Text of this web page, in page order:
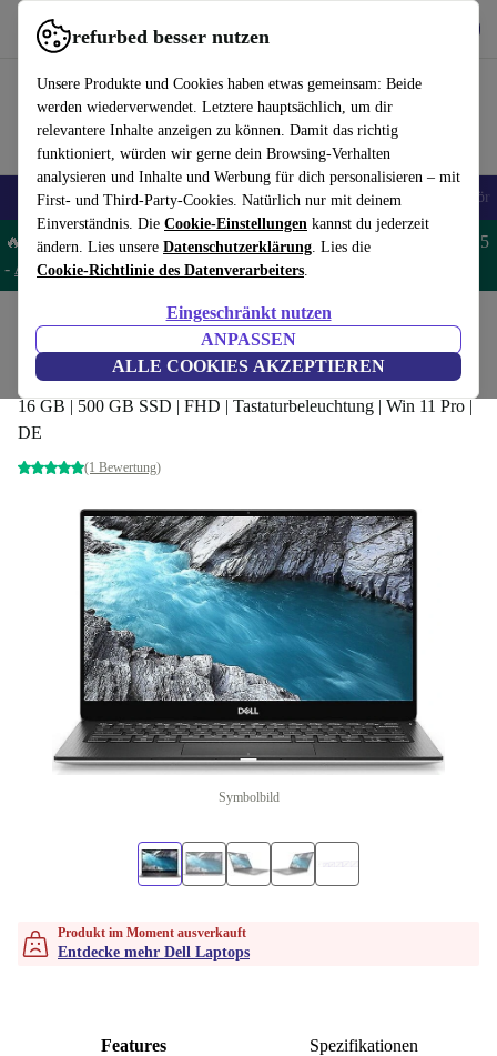
refurbed besser nutzen
Unsere Produkte und Cookies haben etwas gemeinsam: Beide
werden wiederverwendet. Letztere hauptsächlich, um dir
relevantere Inhalte anzeigen zu können. Damit das richtig
funktioniert, würden wir gerne dein Browsing-Verhalten
analysieren und Inhalte und Werbung für dich personalisieren – mit
First- und Third-Party-Cookies. Natürlich nur mit deinem
Einverständnis. Die Cookie-Einstellungen kannst du jederzeit
ändern. Lies unsere Datenschutzerklärung. Lies die
Cookie-Richtlinie des Datenverarbeiters.
Eingeschränkt nutzen
ANPASSEN
ALLE COOKIES AKZEPTIEREN
refurbed schnell und einfach nutzen
🎒 Back to school Handys Laptops Tablets Smartwatches Zubehör
🔥 Spare 5% EXTRA auf MacBooks und iPads – Code: MACPAD5
- AGB
Laptops Dell Laptops
Dell XPS 13 9380 | i7-8665U | 13.3"
16 GB | 500 GB SSD | FHD | Tastaturbeleuchtung | Win 11 Pro |
DE
(1 Bewertung)
Symbolbild
Produkt im Moment ausverkauft
Entdecke mehr Dell Laptops
Features Spezifikationen